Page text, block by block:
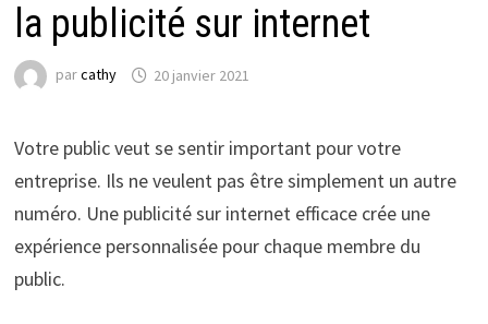
la publicité sur internet
parcathy 20 janvier 2021
Votre public veut se sentir important pour votre
entreprise. Ils ne veulent pas être simplement un autre
numéro. Une publicité sur internet efficace crée une
expérience personnalisée pour chaque membre du
public.